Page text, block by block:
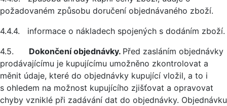
požadovaném způsobu doručení objednávaného zboží.
4.4.4. informace o nákladech spojených s dodáním zboží.
4.5. Dokončení objednávky. Před zasláním objednávky
prodávajícímu je kupujícímu umožněno zkontrolovat a
měnit údaje, které do objednávky kupující vložil, a to i
s ohledem na možnost kupujícího zjišťovat a opravovat
chyby vzniklé při zadávání dat do objednávky. Objednávku